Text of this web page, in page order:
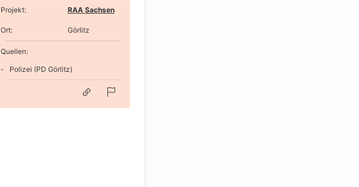
Projekt: RAA Sachsen
Ort: Görlitz
Quellen:
Polizei (PD Görlitz)